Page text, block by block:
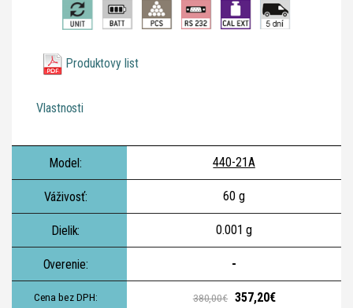
Produktovy list
Vlastnosti
440-21A
60 g
0.001 g
-
380,00€ 357,20€